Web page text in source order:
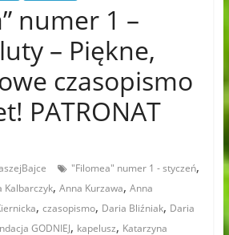
numer 1 –
– Piękne,
czasopismo
PATRONAT
"Filomea" numer 1 - styczeń,
Kalbarczyk, Anna Kurzawa, Anna
, czasopismo, Daria Bliźniak, Daria
GODNIEJ, kapelusz, Katarzyna